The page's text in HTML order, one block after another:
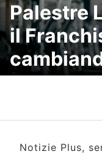
Palestre
il
Notizie Plus,